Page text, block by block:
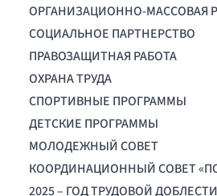
ОРГАНИЗАЦИОННО-МАССОВАЯ
СОЦИАЛЬНОЕ ПАРТНЕРСТВО
ПРАВОЗАЩИТНАЯ РАБОТА
ОХРАНА ТРУДА
СПОРТИВНЫЕ ПРОГРАММЫ
ДЕТСКИЕ ПРОГРАММЫ
МОЛОДЕЖНЫЙ СОВЕТ
КООРДИНАЦИОННЫЙ СОВЕТ
2025 – ГОД ТРУДОВОЙ ДОБЛЕСТИ